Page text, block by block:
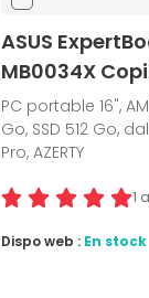
ASUS
MB0034X
PC portable 16",
Go, SSD 512 Go,
Pro, AZERTY
1
Dispo web : En stock